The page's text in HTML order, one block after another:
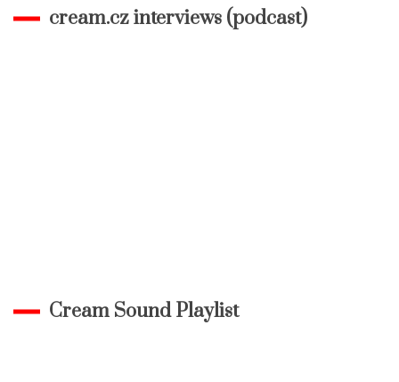
cream.cz interviews (podcast)
Cream Sound Playlist